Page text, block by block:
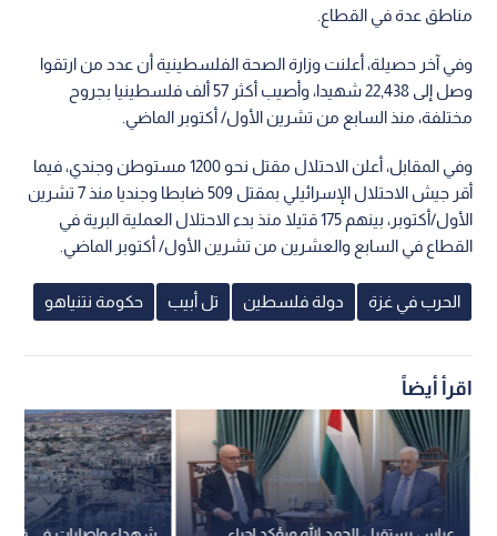
مناطق عدة في القطاع.
وفي آخر حصيلة، أعلنت وزارة الصحة الفلسطينية أن عدد من ارتقوا
وصل إلى 22,438 شهيدا، وأصيب أكثر 57 ألف فلسطينيا بجروح
مختلفة، منذ السابع من تشرين الأول/ أكتوبر الماضي.
وفي المقابل، أعلن الاحتلال مقتل نحو 1200 مستوطن وجندي، فيما
أقر جيش الاحتلال الإسرائيلي بمقتل 509 ضابطا وجنديا منذ 7 تشرين
الأول/أكتوبر، بينهم 175 قتيلا منذ بدء الاحتلال العملية البرية في
القطاع في السابع والعشرين من تشرين الأول/ أكتوبر الماضي.
الحرب في غزة دولة فلسطين تل أبيب حكومة نتنياهو
اقرأ أيضاً